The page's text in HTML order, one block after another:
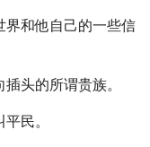
界和他自己的一些信
头的所谓贵族。
民。